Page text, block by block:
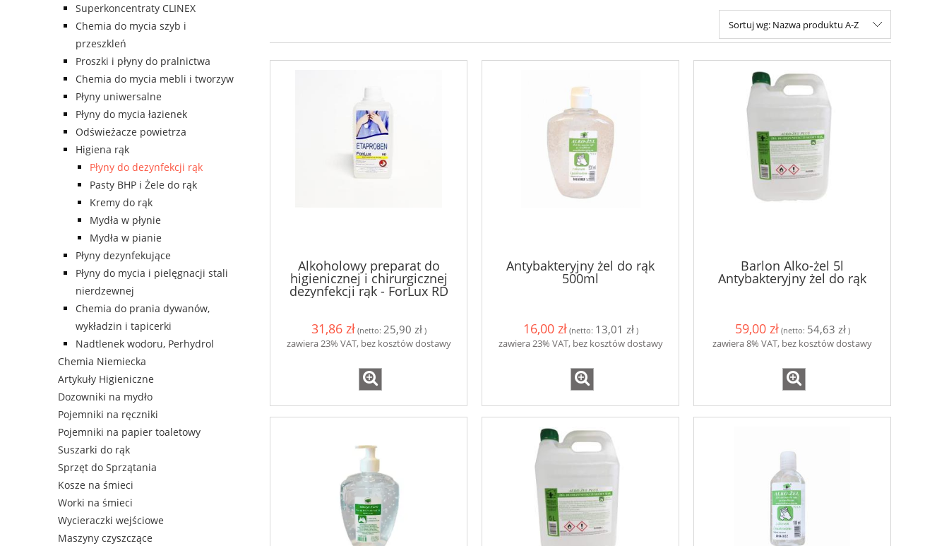
Superkoncentraty CLINEX
Chemia do mycia szyb i
przeszkleń
Proszki i płyny do pralnictwa
Chemia do mycia mebli i tworzyw
Płyny uniwersalne
Płyny do mycia łazienek
Odświeżacze powietrza
Higiena rąk
Płyny do dezynfekcji rąk
Pasty BHP i Żele do rąk
Kremy do rąk
Mydła w płynie
Mydła w pianie
Płyny dezynfekujące
Płyny do mycia i pielęgnacji stali
nierdzewnej
Chemia do prania dywanów,
wykładzin i tapicerki
Nadtlenek wodoru, Perhydrol
Chemia Niemiecka
Artykuły Higieniczne
Dozowniki na mydło
Pojemniki na ręczniki
Pojemniki na papier toaletowy
Suszarki do rąk
Sprzęt do Sprzątania
Kosze na śmieci
Worki na śmieci
Wycieraczki wejściowe
Maszyny czyszczące
Sortuj wg: Nazwa produktu A-Z
Alkoholowy preparat do
higienicznej i chirurgicznej
dezynfekcji rąk - ForLux RD
500ml
31,86 zł (netto: 25,90 zł)
zawiera 23% VAT, bez kosztów dostawy
Antybakteryjny żel do rąk
500ml
16,00 zł (netto: 13,01 zł)
zawiera 23% VAT, bez kosztów dostawy
Barlon Alko-żel 5l
Antybakteryjny żel do rąk
59,00 zł (netto: 54,63 zł)
zawiera 8% VAT, bez kosztów dostawy